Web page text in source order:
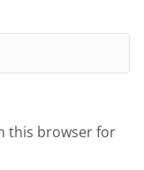
this browser for